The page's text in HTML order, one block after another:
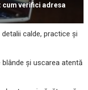
verifici adresa
calde, practice și
și uscarea atentă